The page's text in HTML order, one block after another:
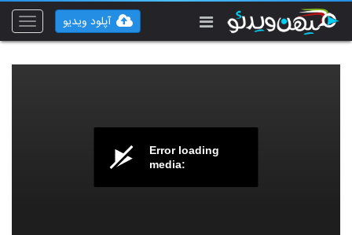
Toggle
آپلود ویدیو
Error loading
media: